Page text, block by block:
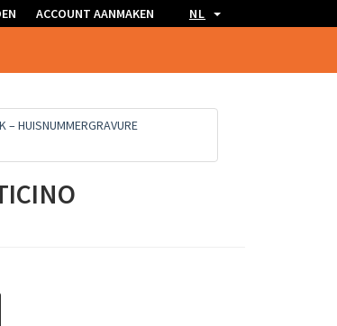
ACCOUNT AANMAKEN NL
HUISNUMMERGRAVURE